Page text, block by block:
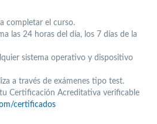
completar el curso.
las 24 horas del día, los 7 días de la
sistema operativo y dispositivo
a través de exámenes tipo test.
Certificación Acreditativa verificable
certificados